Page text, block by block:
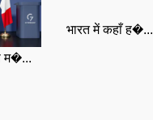
म�...
भारत में कहाँ ह�...